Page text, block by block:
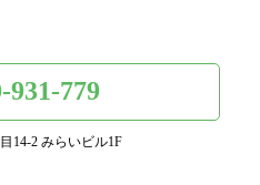
931-779
14-2 みらいビル1F